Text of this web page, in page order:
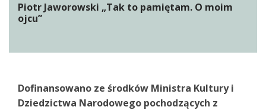
Piotr Jaworowski „Tak to pamiętam. O moim
ojcu”
Dofinansowano ze środków Ministra Kultury i
Dziedzictwa Narodowego pochodzących z